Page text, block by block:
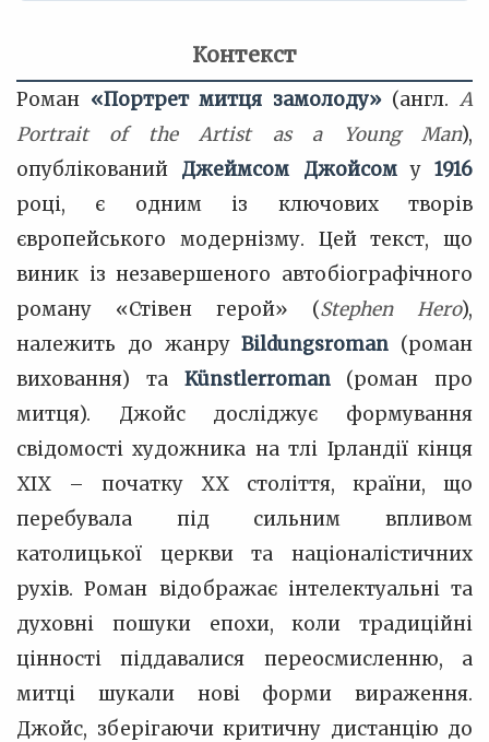
Контекст
Роман «Портрет митця замолоду»(англ.A
Portrait of the Artist as a Young Man),
опублікований Джеймсом Джойсому 1916
році, є одним із ключових творів
європейського модернізму. Цей текст, що
виник із незавершеного автобіографічного
роману «Стівен герой» (Stephen Hero),
належить до жанруBildungsroman (роман
виховання) та Künstlerroman(роман про
митця). Джойс досліджує формування
свідомості художника на тлі Ірландії кінця
XIX – початку XX століття, країни, що
перебувала під сильним впливом
католицької церкви та націоналістичних
рухів. Роман відображає інтелектуальні та
духовні пошуки епохи, коли традиційні
цінності піддавалися переосмисленню, а
митці шукали нові форми вираження.
Джойс, зберігаючи критичну дистанцію до